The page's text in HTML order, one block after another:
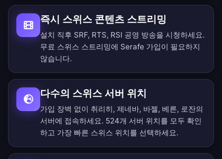
즉시 스위스 콘텐츠 스트리밍
설치 직후 SRF, RTS, RSI 공영 방송을 시청하세요.
무료 스위스 스트리밍에 Serafe 가입이 필요하지
않습니다.
다수의 스위스 서버 위치
가입 장벽 없이 취리히, 제네바, 바젤, 베른, 로잔의
서버에 접속하세요. 524개 서버 위치를 모두 확인
하고 가장 빠른 스위스 위치를 선택하세요.